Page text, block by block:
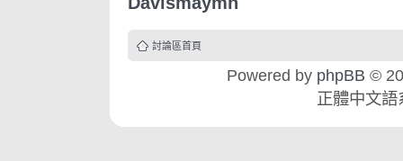
討論區首頁
Powered by phpBB ©
正體中文